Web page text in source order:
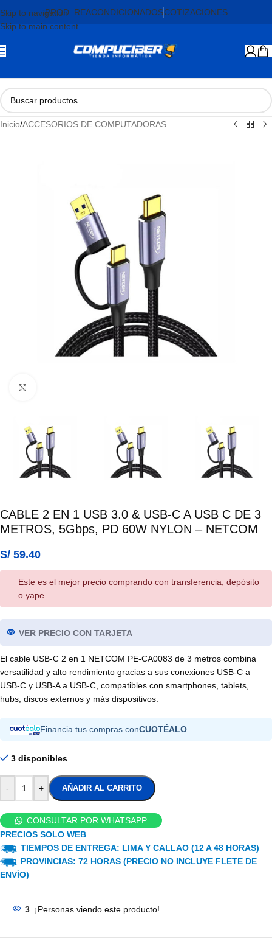
Skip to navigation
Skip to main content
PROD. REACONDICIONADOSCOTIZACIONES
Inicio/ACCESORIOS DE COMPUTADORAS
CABLE 2 EN 1 USB 3.0 & USB-C A USB C DE 3
METROS, 5Gbps, PD 60W NYLON – NETCOM
S/ 59.40
Este es el mejor precio comprando con transferencia, depósito
o yape.
VER PRECIO CON TARJETA
El cable USB-C 2 en 1 NETCOM PE-CA0083 de 3 metros combina
versatilidad y alto rendimiento gracias a sus conexiones USB-C a
USB-C y USB-A a USB-C, compatibles con smartphones, tablets,
hubs, discos externos y más dispositivos.
Financia tus compras conCUOTÉALO
3 disponibles
- + AÑADIR AL CARRITO
CONSULTAR POR WHATSAPP
PRECIOS SOLO WEB
TIEMPOS DE ENTREGA: LIMA Y CALLAO (12 A 48 HORAS)
PROVINCIAS: 72 HORAS (PRECIO NO INCLUYE FLETE DE
ENVÍO)
3 ¡Personas viendo este producto!